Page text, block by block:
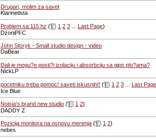
Drugari, molim za savet
Klarinetista
Problem sa 115 hz ( 1 2 3 Last Page)
DzoniPFC
John Storyk - Small studio design - video
DaBear
Dali je mogu?e posti?i izolaciju i absorbciju sa gips plo?ama?
NickLP
pocetniku treba pomoc! saveti iskusnih!! ( 1 2 3
Last Page
Ice Blue
Noisia's brand new studio ( 1 2)
DADDY Z
Pozicija monitora na osnovu merenja ( 1 2)
nebes